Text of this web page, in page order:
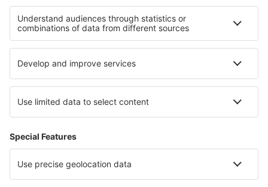
Hoteluri in Toscana Hoteluri pe Coasta Rimini
Hoteluri in Val di Fiemme Hoteluri in Lazio
Hoteluri in Lacul Maggiore
Hoteluri in Insula Krk Hoteluri in Middle Pomerania